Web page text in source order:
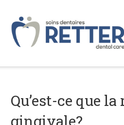
Qu’est-ce que
gingivale?